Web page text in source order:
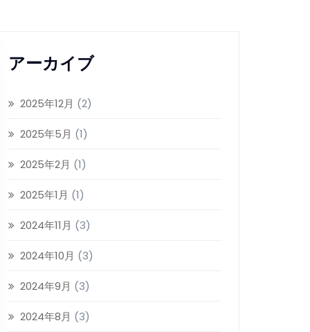
アーカイブ
2025年12月 (2)
2025年5月 (1)
2025年2月 (1)
2025年1月 (1)
2024年11月 (3)
2024年10月 (3)
2024年9月 (3)
2024年8月 (3)